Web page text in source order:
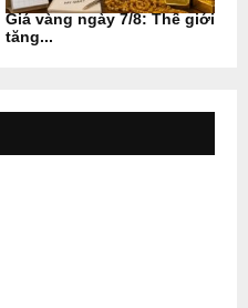
Giá vàng ngày 7/8: Thế giới
tăng...